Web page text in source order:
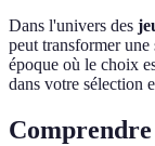
Dans l'univers des
peut transformer
époque où le choix
dans votre sélection